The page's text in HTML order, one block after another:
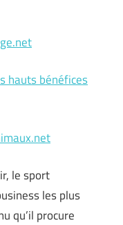
hauts bénéfices
le sport
les plus
qu’il procure